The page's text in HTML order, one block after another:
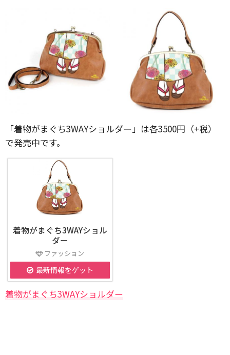
「着物がまぐち3WAYショルダー」は各3500円（+税）
で発売中です。
着物がまぐち3WAYショル
ダー
ファッション
最新情報をゲット
着物がまぐち3WAYショルダー